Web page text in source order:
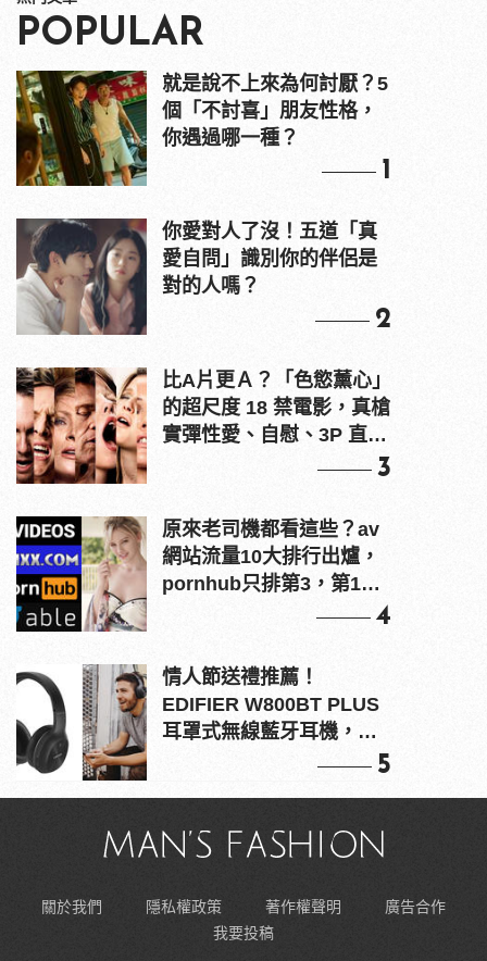
POPULAR
就是說不上來為何討厭？5
個「不討喜」朋友性格，
你遇過哪一種？
1
你愛對人了沒！五道「真
愛自問」識別你的伴侶是
對的人嗎？
2
比A片更Ａ？「色慾薰心」
的超尺度 18 禁電影，真槍
實彈性愛、自慰、3P 直接
3
原來老司機都看這些？av
網站流量10大排行出爐，
pornhub只排第3，第1名
4
情人節送禮推薦！
EDIFIER W800BT PLUS
耳罩式無線藍牙耳機，在
5
關於我們 隱私權政策 著作權聲明
廣告合作
我要投稿